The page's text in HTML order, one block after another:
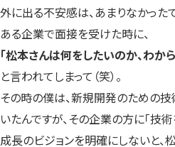
外に出る不安感は、あまりなかった
ある企業で面接を受けた時に、
「松本さんは何をしたいのか、わか
と言われてしまって（笑）。
その時の僕は、新規開発のための
いたんですが、その企業の方に「技
成長のビジョンを明確にしないと、